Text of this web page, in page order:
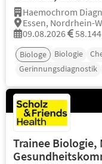
Haemochrom
Essen, Nordrhein-
09.08.2026
Biologe Biologie
Gerinnungsdiagnostik
Trainee Biologie,